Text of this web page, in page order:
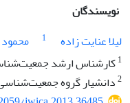
نویسندگان
لیلا عنایت زاده
1
1کارشناس ارشد
2دانشیار گروه